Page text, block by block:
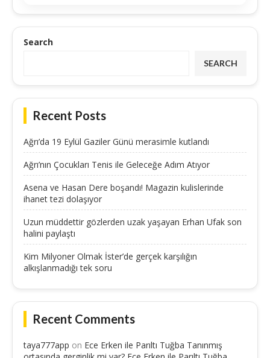
Search
SEARCH
Recent Posts
Ağrı’da 19 Eylül Gaziler Günü merasimle kutlandı
Ağrı’nın Çocukları Tenis ile Geleceğe Adım Atıyor
Asena ve Hasan Dere boşandı! Magazin kulislerinde
ihanet tezi dolaşıyor
Uzun müddettir gözlerden uzak yaşayan Erhan Ufak son
halini paylaştı
Kim Milyoner Olmak İster’de gerçek karşılığın
alkışlanmadığı tek soru
Recent Comments
taya777app on Ece Erken ile Parıltı Tuğba Tanınmış